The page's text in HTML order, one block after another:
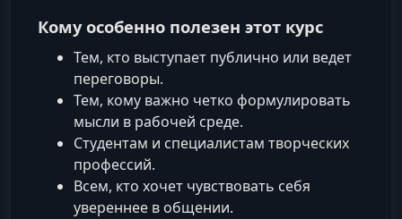
Кому особенно полезен этот курс
Тем, кто выступает публично или ведет
переговоры.
Тем, кому важно четко формулировать
мысли в рабочей среде.
Студентам и специалистам творческих
профессий.
Всем, кто хочет чувствовать себя
увереннее в общении.